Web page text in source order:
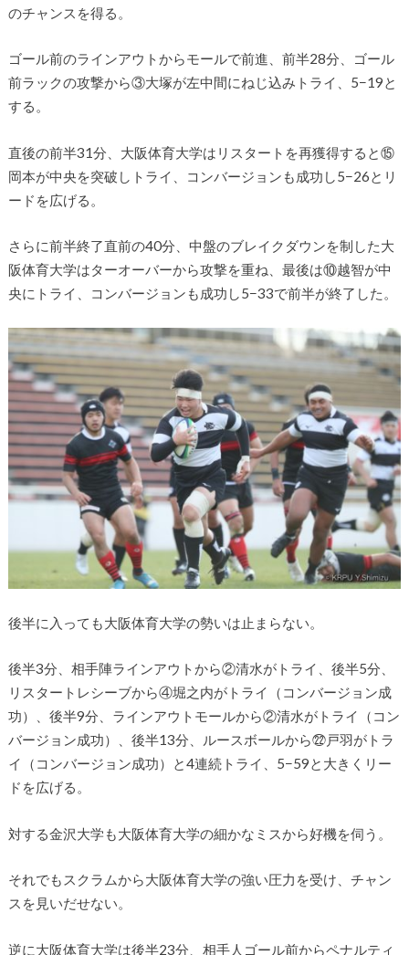
のチャンスを得る。
ゴール前のラインアウトからモールで前進、前半28分、ゴール
前ラックの攻撃から③大塚が左中間にねじ込みトライ、5−19と
する。
直後の前半31分、大阪体育大学はリスタートを再獲得すると⑮
岡本が中央を突破しトライ、コンバージョンも成功し5−26とリ
ードを広げる。
さらに前半終了直前の40分、中盤のブレイクダウンを制した大
阪体育大学はターオーバーから攻撃を重ね、最後は⑩越智が中
央にトライ、コンバージョンも成功し5−33で前半が終了した。
後半に入っても大阪体育大学の勢いは止まらない。
後半3分、相手陣ラインアウトから②清水がトライ、後半5分、
リスタートレシーブから④堀之内がトライ（コンバージョン成
功）、後半9分、ラインアウトモールから②清水がトライ（コン
バージョン成功）、後半13分、ルースボールから㉒戸羽がトラ
イ（コンバージョン成功）と4連続トライ、5−59と大きくリー
ドを広げる。
対する金沢大学も大阪体育大学の細かなミスから好機を伺う。
それでもスクラムから大阪体育大学の強い圧力を受け、チャン
スを見いだせない。
逆に大阪体育大学は後半23分、相手人ゴール前からペナルティ